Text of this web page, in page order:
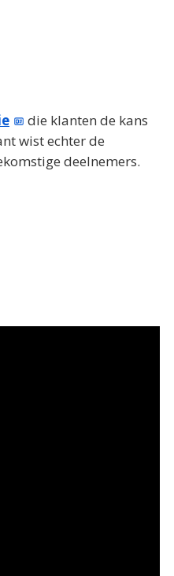
die klanten de kans
wist echter de
deelnemers.